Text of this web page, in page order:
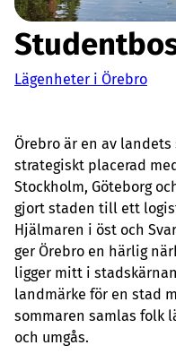
Lägenheter i Örebro
Örebro är en av
strategiskt placerad
Stockholm, Göteborg
gjort staden till ett
Hjälmaren i öst och
ger Örebro en härlig
ligger mitt i
landmärke för en stad
sommaren samlas folk
och umgås.